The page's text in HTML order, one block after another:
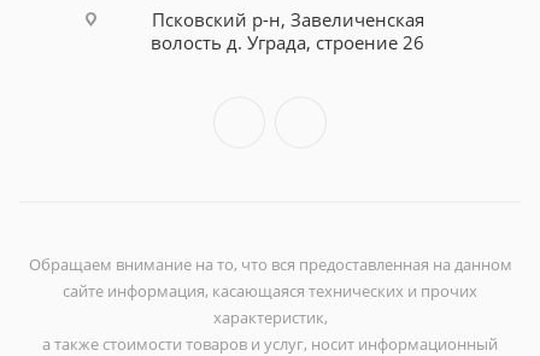
Псковский р-н, Завеличенская
волость д. Уграда, строение 26
Обращаем внимание на то, что вся предоставленная на данном
сайте информация, касающаяся технических и прочих
характеристик,
а также стоимости товаров и услуг, носит информационный